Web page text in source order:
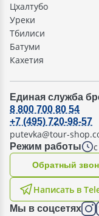
Цхалтубо
Уреки
Тбилиси
Батуми
Кахетия
Единая служба
Режим работы
8 800 700 80 54
+7 (495) 720-98-57
putevka@tour-
Написать в
Oбратный
Мы в соцсетях